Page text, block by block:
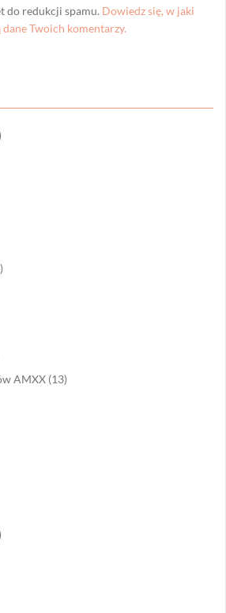
do redukcji spamu. Dowiedz się, w jaki
Twoich komentarzy.
AMXX (13)